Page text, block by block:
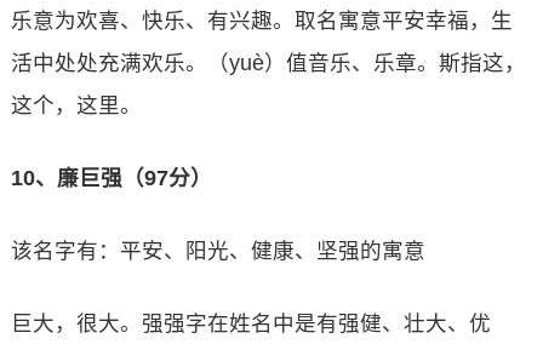
乐意为欢喜、快乐、有兴趣。取名寓意平安幸福，生
活中处处充满欢乐。（yuè）值音乐、乐章。斯指这，
这个，这里。
10、廉巨强（97分）
该名字有：平安、阳光、健康、坚强的寓意
巨大，很大。强强字在姓名中是有强健、壮大、优